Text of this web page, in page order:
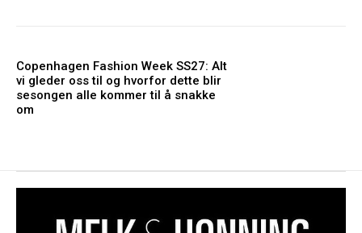
Copenhagen Fashion Week SS27: Alt
vi gleder oss til og hvorfor dette blir
sesongen alle kommer til å snakke
om